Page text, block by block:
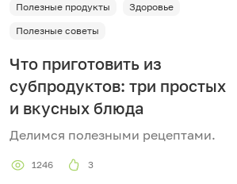
Полезные продукты
Здоровье
Полезные советы
Что приготовить из
субпродуктов: три простых
и вкусных блюда
Делимся полезными рецептами.
1246 3